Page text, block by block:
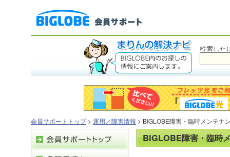
検索した
会員サポートトップ> 運用／障害情報 > BIGLOBE障害・臨時メンテナ
BIGLOBE障害・臨時